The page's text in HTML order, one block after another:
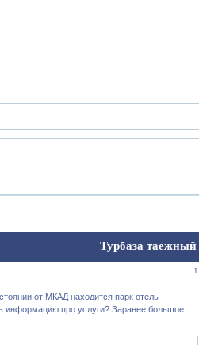
Турбаза таежный
1
от МКАД находится парк отель
информацию про услуги? Заранее большое